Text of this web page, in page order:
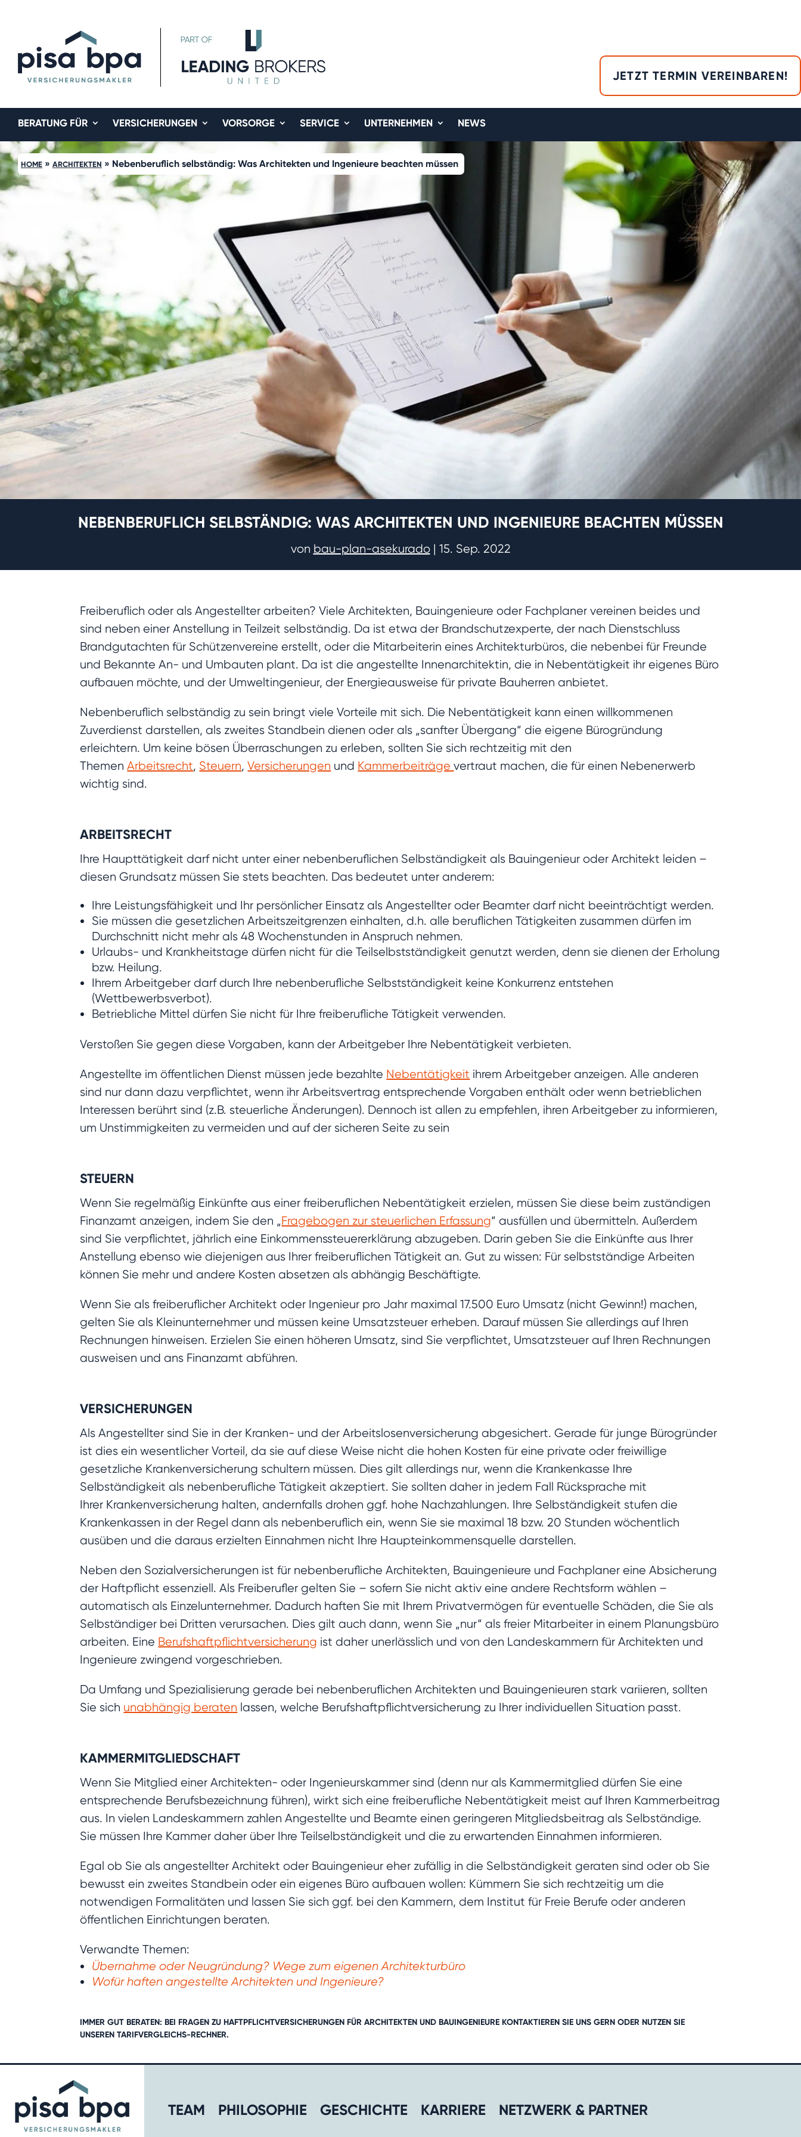
JETZT TERMIN VEREINBAREN!
BERATUNG FÜR VERSICHERUNGEN VORSORGE SERVICE UNTERNEHMEN NEWS
HOME » ARCHITEKTEN » Nebenberuflich selbständig: Was Architekten und Ingenieure beachten müssen
NEBENBERUFLICH SELBSTÄNDIG: WAS ARCHITEKTEN UND INGENIEURE BEACHTEN MÜSSEN
von bau-plan-asekurado| 15. Sep. 2022
Freiberuflich oder als Angestellter arbeiten? Viele Architekten, Bauingenieure oder Fachplaner vereinen beides und
sind neben einer Anstellung in Teilzeit selbständig. Da ist etwa der Brandschutzexperte, der nach Dienstschluss
Brandgutachten für Schützenvereine erstellt, oder die Mitarbeiterin eines Architekturbüros, die nebenbei für Freunde
und Bekannte An- und Umbauten plant. Da ist die angestellte Innenarchitektin, die in Nebentätigkeit ihr eigenes Büro
aufbauen möchte, und der Umweltingenieur, der Energieausweise für private Bauherren anbietet.
Nebenberuflich selbständig zu sein bringt viele Vorteile mit sich. Die Nebentätigkeit kann einen willkommenen
Zuverdienst darstellen, als zweites Standbein dienen oder als „sanfter Übergang“ die eigene Bürogründung
erleichtern. Um keine bösen Überraschungen zu erleben, sollten Sie sich rechtzeitig mit den
ThemenArbeitsrecht, Steuern,Versicherungen und Kammerbeiträgevertraut machen, die für einen Nebenerwerb
wichtig sind.
ARBEITSRECHT
Ihre Haupttätigkeit darf nicht unter einer nebenberuflichen Selbständigkeit als Bauingenieur oder Architekt leiden –
diesen Grundsatz müssen Sie stets beachten. Das bedeutet unter anderem:
Ihre Leistungsfähigkeit und Ihr persönlicher Einsatz als Angestellter oder Beamter darf nicht beeinträchtigt werden.
Sie müssen die gesetzlichen Arbeitszeitgrenzen einhalten, d.h. alle beruflichen Tätigkeiten zusammen dürfen im
Durchschnitt nicht mehr als 48 Wochenstunden in Anspruch nehmen.
Urlaubs- und Krankheitstage dürfen nicht für die Teilselbstständigkeit genutzt werden, denn sie dienen der Erholung
bzw. Heilung.
Ihrem Arbeitgeber darf durch Ihre nebenberufliche Selbstständigkeit keine Konkurrenz entstehen
(Wettbewerbsverbot).
Betriebliche Mittel dürfen Sie nicht für Ihre freiberufliche Tätigkeit verwenden.
Verstoßen Sie gegen diese Vorgaben, kann der Arbeitgeber Ihre Nebentätigkeit verbieten.
Angestellte im öffentlichen Dienst müssen jede bezahlte Nebentätigkeit ihrem Arbeitgeber anzeigen. Alle anderen
sind nur dann dazu verpflichtet, wenn ihr Arbeitsvertrag entsprechende Vorgaben enthält oder wenn betrieblichen
Interessen berührt sind (z.B. steuerliche Änderungen). Dennoch ist allen zu empfehlen, ihren Arbeitgeber zu informieren,
um Unstimmigkeiten zu vermeiden und auf der sicheren Seite zu sein
STEUERN
Wenn Sie regelmäßig Einkünfte aus einer freiberuflichen Nebentätigkeit erzielen, müssen Sie diese beim zuständigen
Finanzamt anzeigen, indem Sie den „Fragebogen zur steuerlichen Erfassung“ ausfüllen und übermitteln. Außerdem
sind Sie verpflichtet, jährlich eine Einkommenssteuererklärung abzugeben. Darin geben Sie die Einkünfte aus Ihrer
Anstellung ebenso wie diejenigen aus Ihrer freiberuflichen Tätigkeit an. Gut zu wissen: Für selbstständige Arbeiten
können Sie mehr und andere Kosten absetzen als abhängig Beschäftigte.
Wenn Sie als freiberuflicher Architekt oder Ingenieur pro Jahr maximal 17.500 Euro Umsatz (nicht Gewinn!) machen,
gelten Sie als Kleinunternehmer und müssen keine Umsatzsteuer erheben. Darauf müssen Sie allerdings auf Ihren
Rechnungen hinweisen. Erzielen Sie einen höheren Umsatz, sind Sie verpflichtet, Umsatzsteuer auf Ihren Rechnungen
ausweisen und ans Finanzamt abführen.
VERSICHERUNGEN
Als Angestellter sind Sie in der Kranken- und der Arbeitslosenversicherung abgesichert. Gerade für junge Bürogründer
ist dies ein wesentlicher Vorteil, da sie auf diese Weise nicht die hohen Kosten für eine private oder freiwillige
gesetzliche Krankenversicherung schultern müssen. Dies gilt allerdings nur, wenn die Krankenkasse Ihre
Selbständigkeit als nebenberufliche Tätigkeit akzeptiert. Sie sollten daher in jedem Fall Rücksprache mit
Ihrer Krankenversicherung halten, andernfalls drohen ggf. hohe Nachzahlungen. Ihre Selbständigkeit stufen die
Krankenkassen in der Regel dann als nebenberuflich ein, wenn Sie sie maximal 18 bzw. 20 Stunden wöchentlich
ausüben und die daraus erzielten Einnahmen nicht Ihre Haupteinkommensquelle darstellen.
Neben den Sozialversicherungen ist für nebenberufliche Architekten, Bauingenieure und Fachplaner eine Absicherung
der Haftpflicht essenziell. Als Freiberufler gelten Sie – sofern Sie nicht aktiv eine andere Rechtsform wählen –
automatisch als Einzelunternehmer. Dadurch haften Sie mit Ihrem Privatvermögen für eventuelle Schäden, die Sie als
Selbständiger bei Dritten verursachen. Dies gilt auch dann, wenn Sie „nur“ als freier Mitarbeiter in einem Planungsbüro
arbeiten. Eine Berufshaftpflichtversicherung ist daher unerlässlich und von den Landeskammern für Architekten und
Ingenieure zwingend vorgeschrieben.
Da Umfang und Spezialisierung gerade bei nebenberuflichen Architekten und Bauingenieuren stark variieren, sollten
Sie sich unabhängig beraten lassen, welche Berufshaftpflichtversicherung zu Ihrer individuellen Situation passt.
KAMMERMITGLIEDSCHAFT
Wenn Sie Mitglied einer Architekten- oder Ingenieurskammer sind (denn nur als Kammermitglied dürfen Sie eine
entsprechende Berufsbezeichnung führen), wirkt sich eine freiberufliche Nebentätigkeit meist auf Ihren Kammerbeitrag
aus. In vielen Landeskammern zahlen Angestellte und Beamte einen geringeren Mitgliedsbeitrag als Selbständige.
Sie müssen Ihre Kammer daher über Ihre Teilselbständigkeit und die zu erwartenden Einnahmen informieren.
Egal ob Sie als angestellter Architekt oder Bauingenieur eher zufällig in die Selbständigkeit geraten sind oder ob Sie
bewusst ein zweites Standbein oder ein eigenes Büro aufbauen wollen: Kümmern Sie sich rechtzeitig um die
notwendigen Formalitäten und lassen Sie sich ggf. bei den Kammern, dem Institut für Freie Berufe oder anderen
öffentlichen Einrichtungen beraten.
Verwandte Themen:
Übernahme oder Neugründung? Wege zum eigenen Architekturbüro
Wofür haften angestellte Architekten und Ingenieure?
IMMER GUT BERATEN: BEI FRAGEN ZU HAFTPFLICHTVERSICHERUNGEN FÜR ARCHITEKTEN UND BAUINGENIEURE KONTAKTIEREN SIE UNS GERN ODER NUTZEN SIE
UNSERENTARIFVERGLEICHS-RECHNER.
TEAM PHILOSOPHIE GESCHICHTE​ KARRIERE​ NETZWERK & PARTNER​